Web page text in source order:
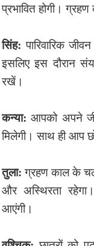
प्रभावित होगी।
सिंह: पारिवारिक
इसलिए इस दौरान
रखें।
कन्या: आपको अपने
मिलेगी। साथ ही आप
तुला:ग्रहण काल के
और अस्थिरता
आएंगी।